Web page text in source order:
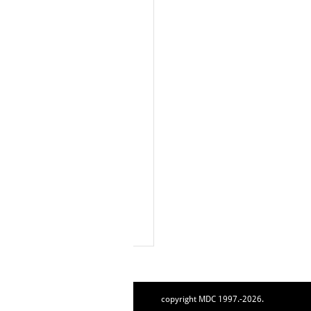
copyright MDC 1997.-2026.